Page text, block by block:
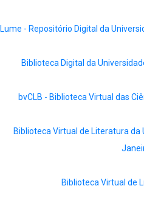
Lume - Repositório Digital da
Biblioteca Digital da
bvCLB - Biblioteca Virtual das
Biblioteca Virtual de Literatura da
Biblioteca Virtual de